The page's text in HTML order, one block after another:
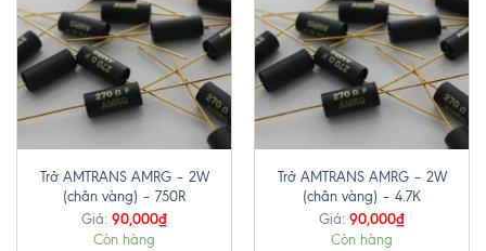
Trở AMTRANS AMRG – 2W
(chân vàng) – 750R
Giá: 90,000₫
Còn hàng
Trở AMTRANS AMRG – 2W
(chân vàng) – 4.7K
Giá: 90,000₫
Còn hàng